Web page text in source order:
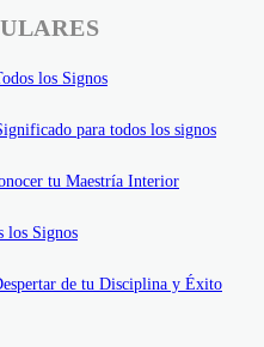
los Signos
para todos los signos
tu Maestría Interior
los Signos
de tu Disciplina y Éxito